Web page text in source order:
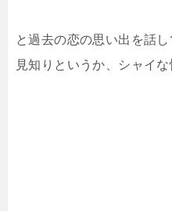
と過去の恋の思い出を話
見知りというか、シャイな